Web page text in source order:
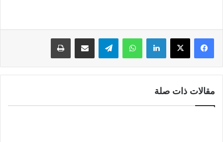
لينكدإن واتساب
مقالات ذات صلة